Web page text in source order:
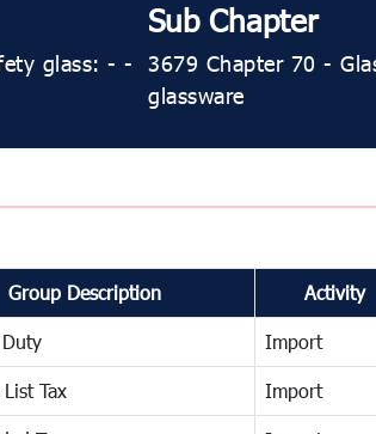
glass: - -
Sub Chapter
3679 Chapter 70 -
glassware
Group Description Activity
Import
Tax Import